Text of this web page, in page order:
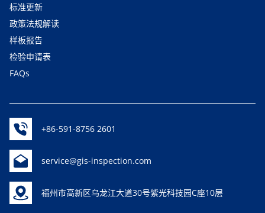
标准更新
政策法规解读
样板报告
检验申请表
FAQs
+86-591-8756 2601
service@gis-inspection.com
福州市高新区乌龙江大道30号紫光科技园C座10层